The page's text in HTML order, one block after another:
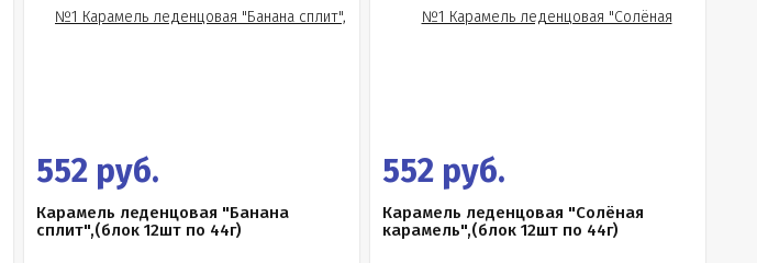
552 руб.
Карамель леденцовая "Банана
сплит",(блок 12шт по 44г)
552 руб.
Карамель леденцовая "Солёная
карамель",(блок 12шт по 44г)